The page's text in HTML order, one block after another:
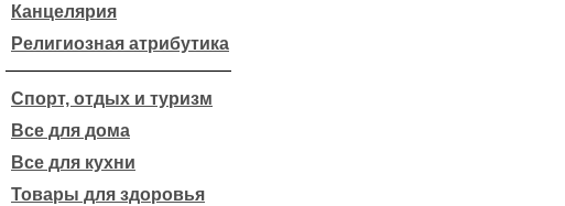
Канцелярия
Религиозная атрибутика
Спорт, отдых и туризм
Все для дома
Все для кухни
Товары для здоровья